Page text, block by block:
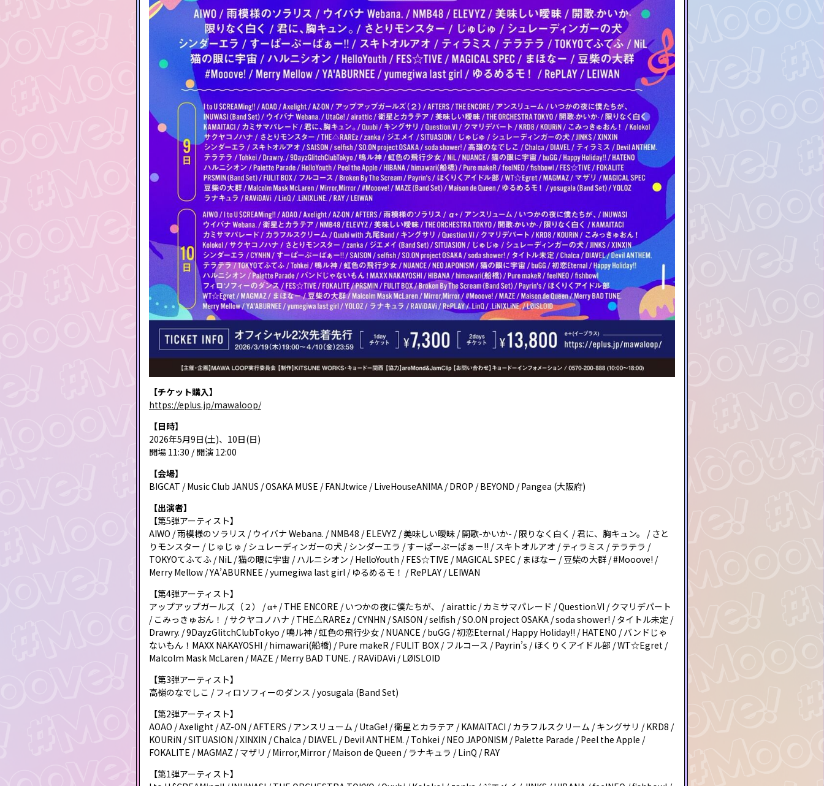
【チケット購入】
https://eplus.jp/mawaloop/
【日時】
2026年5月9日(土)、10日(日)
開場 11:30 / 開演 12:00
【会場】
BIGCAT / Music Club JANUS / OSAKA MUSE / FANJtwice / LiveHouseANIMA / DROP / BEYOND / Pangea (大阪府)
【出演者】
【第5弾アーティスト】
AIWO / 雨模様のソラリス / ウイバナ Webana. / NMB48 / ELEVYZ / 美味しい曖昧 / 開歌-かいか- / 限りなく白く / 君に、胸キュン。 / さと
りモンスター / じゅじゅ / シュレーディンガーの犬 / シンダーエラ / すーぱーぷーばぁー!! / スキトオルアオ / ティラミス / テラテラ /
TOKYOてふてふ / NiL / 猫の眼に宇宙 / ハルニシオン / HelloYouth / FES☆TIVE / MAGICAL SPEC / まほなー / 豆柴の大群 / #Mooove! /
Merry Mellow / YA’ABURNEE / yumegiwa last girl / ゆるめるモ！ / RePLAY / LEIWAN
【第4弾アーティスト】
アップアップガールズ（２） / α+ / THE ENCORE / いつかの夜に僕たちが、 / airattic / カミサマパレード / Question.VI / クマリデパート
/ こみっきゅおん！ / サクヤコノハナ / THE△RAREz / CYNHN / SAISON / selfish / SO.ON project OSAKA / soda shower! / タイトル未定 /
Drawry. / 9DayzGlitchClubTokyo / 鳴ル神 / 虹色の飛行少女 / NUANCE / buGG / 初恋Eternal / Happy Holiday!! / HATENO / バンドじゃ
ないもん！MAXX NAKAYOSHI / himawari(船橋) / Pure makeR / FULIT BOX / フルコース / Payrin’s / ほくりくアイドル部 / WT☆Egret /
Malcolm Mask McLaren / MAZE / Merry BAD TUNE. / RAViDAVi / LØISLOID
【第3弾アーティスト】
高嶺のなでしこ / フィロソフィーのダンス / yosugala (Band Set)
【第2弾アーティスト】
AOAO / Axelight / AZ-ON / AFTERS / アンスリューム / UtaGe! / 衛星とカラテア / KAMAITACI / カラフルスクリーム / キングサリ / KRD8 /
KOURiN / SITUASION / XINXIN / Chalca / DIAVEL / Devil ANTHEM. / Tohkei / NEO JAPONISM / Palette Parade / Peel the Apple /
FOKALITE / MAGMAZ / マザリ / Mirror,Mirror / Maison de Queen / ラナキュラ / LinQ / RAY
【第1弾アーティスト】